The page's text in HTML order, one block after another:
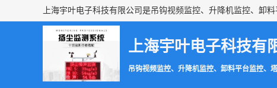
上海宇叶电子科技有
吊钩视频监控、升降机监控、卸料平台监控、